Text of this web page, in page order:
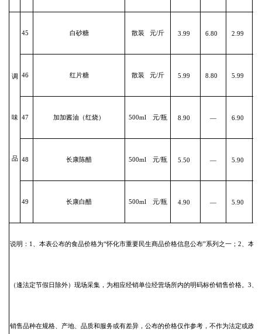
调
味
品
45 白砂糖 散装 元/斤 3.99 6.80 2.99
46 红片糖 散装 元/斤 5.99 8.80 5.99
47 加加酱油（红烧） 500ml 元/瓶 8.90 — 6.90
48 长康陈醋 500ml 元/瓶 5.50 — 5.90
49 长康白醋 500ml 元/瓶 4.90 — 5.90
说明：1、本表公布的食品价格为“怀化市重要民生商品价格信息公布”系列之一；2、本
（逢法定节假日除外）现场采集，为相应经销单位经营场所内的明码标价销售价格。3
销售品种在规格、产地、品质和服务或有差异，公布的价格仅作参考，不作为法定或政